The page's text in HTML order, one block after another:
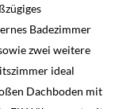
Badezimmer
zwei weitere
ideal
Dachboden mit